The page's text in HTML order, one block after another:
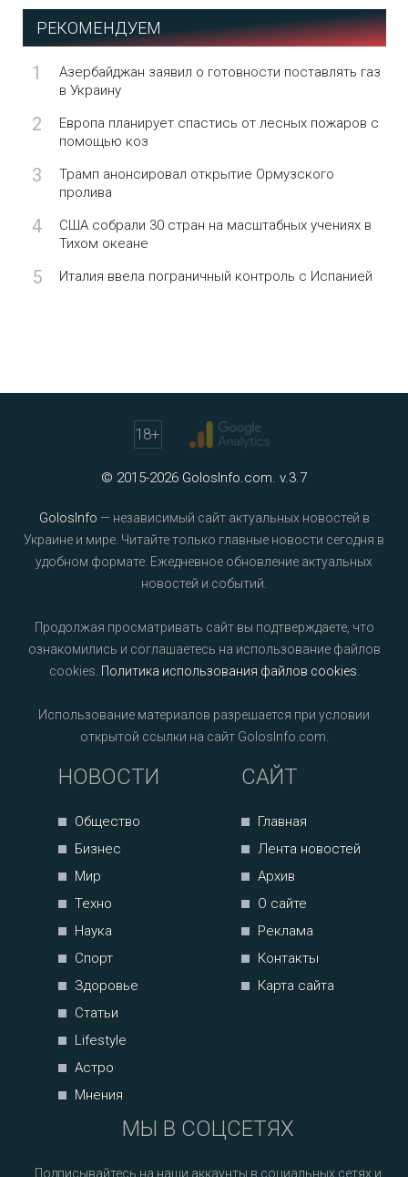
РЕКОМЕНДУЕМ
1
Азербайджан заявил о готовности поставлять газ
в Украину
2
Европа планирует спастись от лесных пожаров с
помощью коз
3
Трамп анонсировал открытие Ормузского
пролива
4
США собрали 30 стран на масштабных учениях в
Тихом океане
5 Италия ввела пограничный контроль с Испанией
18+
© 2015-2026 GolosInfo.com. v.3.7
GolosInfo — независимый сайт актуальных новостей в
Украине и мире. Читайте только главные новости сегодня в
удобном формате. Ежедневное обновление актуальных
новостей и событий.
Продолжая просматривать сайт вы подтверждаете, что
ознакомились и соглашаетесь на использование файлов
cookies. Политика использования файлов cookies
Использование материалов разрешается при условии
открытой ссылки на сайт GolosInfo.com.
НОВОСТИ
Общество
Бизнес
Мир
Техно
Наука
Спорт
Здоровье
Статьи
Lifestyle
Астро
Мнения
САЙТ
Главная
Лента новостей
Архив
О сайте
Реклама
Контакты
Карта сайта
МЫ В СОЦСЕТЯХ
Подписывайтесь на наши аккаунты в социальных сетях и